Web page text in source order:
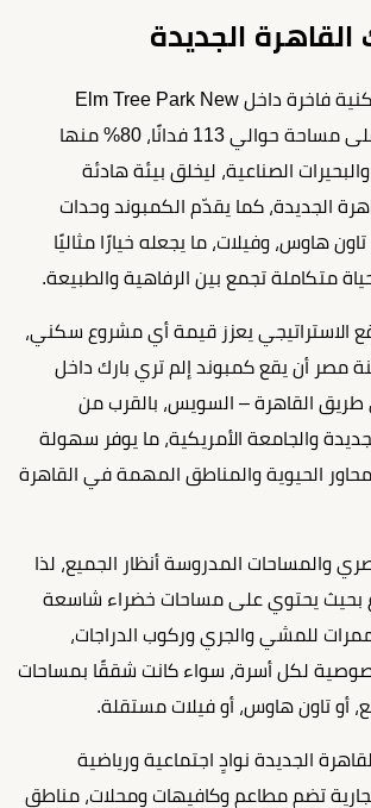
القاهرة الجديدة
نضمن لك تجربة سكنية فاخرة داخل Elm Tree Park New
Cairo،الذي يمتد على مساحة حوالي 113 فدانًا، 80% منها
الصناعية، ليخلق بيئة هادئة
الجديدة، كما يقدّم الكمبوند وحدات
هاوس، وفيلات، ما يجعله خيارًا مثاليًا
متكاملة تجمع بين الرفاهية والطبيعة.
الاستراتيجي يعزز قيمة أي مشروع سكني،
مصر أن يقع كمبوند إلم تري بارك داخل
القاهرة – السويس، بالقرب من
والجامعة الأمريكية، ما يوفر سهولة
الحيوية والمناطق المهمة في القاهرة
والمساحات المدروسة أنظار الجميع، لذا
بحيث يحتوي على مساحات خضراء شاسعة
للمشي والجري وركوب الدراجات،
لكل أسرة، سواء كانت شققًا بمساحات
الجديدة نوادٍ اجتماعية ورياضية
تضم مطاعم وكافيهات ومحلات، مناطق